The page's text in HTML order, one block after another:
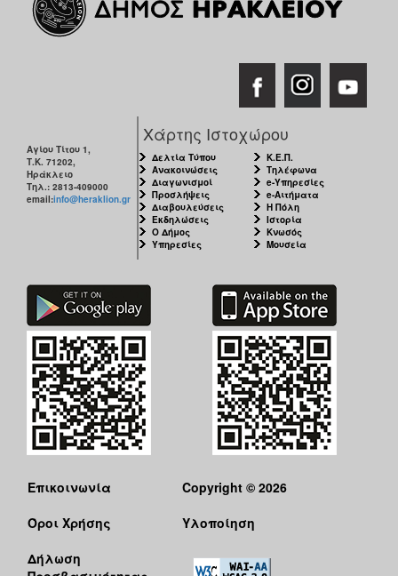
ΗΡΑΚΛΕΙΟ
ΓΙΑ...Αγίου Τίτου 1,
Τ.Κ. 71202,
Ηράκλειο
Τηλ.: 2813-409000
email:info@heraklion.gr
Χάρτης Ιστοχώρου
Δελτία Τύπου
Ανακοινώσεις
Διαγωνισμοί
Προσλήψεις
Διαβουλεύσεις
Εκδηλώσεις
Ο Δήμος
Υπηρεσίες
Κ.Ε.Π.
Τηλέφωνα
e-Υπηρεσίες
e-Αιτήματα
Η Πόλη
Ιστορία
Κνωσός
Μουσεία
Επικοινωνία
Όροι Χρήσης
Δήλωση
Copyright © 2026
Υλοποίηση